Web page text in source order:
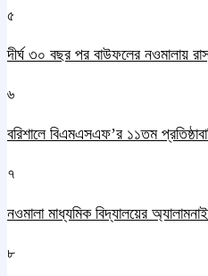
৫
দীর্ঘ ৩০ বছর পর বাউফলের নওমালায়
৬
বরিশালে বিএমএসএফ’র ১১তম
৭
নওমালা মাধ্যমিক বিদ্যালয়ের
৮